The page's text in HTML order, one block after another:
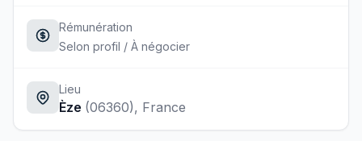
Rémunération
Selon profil / À négocier
Lieu
Èze (06360), France